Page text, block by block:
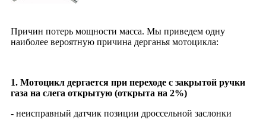
Причин потерь мощности масса. Мы приведем одну
наиболее вероятную причина дерганья мотоцикла:
1. Мотоцикл дергается при переходе с закрытой ручки
газа на слега открытую (открыта на 2%)
- неисправный датчик позиции дроссельной заслонки